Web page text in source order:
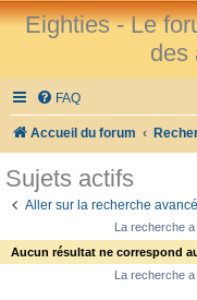
Eighties - Le
des
FAQ
Accueil du forum
Sujets actifs
Aller sur la recherche
La recherche
Aucun résultat ne correspond
La recherche